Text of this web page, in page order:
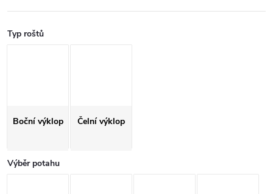
Typ roštů
Boční výklop Čelní výklop
Výběr potahu